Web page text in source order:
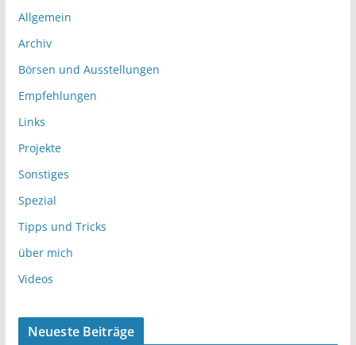
Allgemein
Archiv
Börsen und Ausstellungen
Empfehlungen
Links
Projekte
Sonstiges
Spezial
Tipps und Tricks
über mich
Videos
Neueste Beiträge